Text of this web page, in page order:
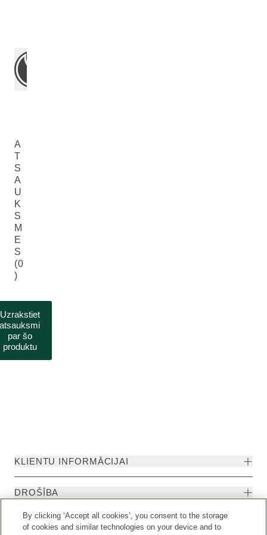
A
T
S
A
U
K
S
M
E
S
(0
)
Uzrakstiet
atsauksmi
par šo
produktu
KLIENTU INFORMĀCIJAI
DROŠĪBA
By clicking ‘Accept all cookies’, you consent to the storage
of cookies and similar technologies on your device and to